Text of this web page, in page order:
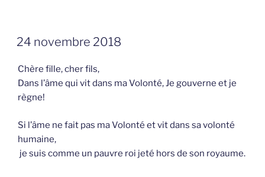
GEPLAATST
OP
24 novembre 2018
Chère fille, cher fils,
Dans l’âme qui vit dans ma Volonté, Je gouverne et je
règne!
Si l’âme ne fait pas ma Volonté et vit dans sa volonté
humaine,
je suis comme un pauvre roi jeté hors de son royaume.